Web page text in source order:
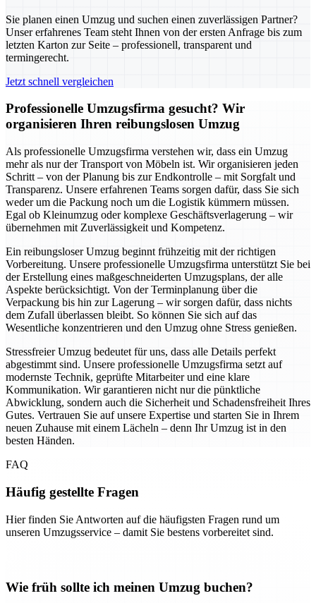
Sie planen einen Umzug und suchen einen zuverlässigen Partner?
Unser erfahrenes Team steht Ihnen von der ersten Anfrage bis zum
letzten Karton zur Seite – professionell, transparent und
termingerecht.
Jetzt schnell vergleichen
Professionelle Umzugsfirma gesucht? Wir
organisieren Ihren reibungslosen Umzug
Als professionelle Umzugsfirma verstehen wir, dass ein Umzug
mehr als nur der Transport von Möbeln ist. Wir organisieren jeden
Schritt – von der Planung bis zur Endkontrolle – mit Sorgfalt und
Transparenz. Unsere erfahrenen Teams sorgen dafür, dass Sie sich
weder um die Packung noch um die Logistik kümmern müssen.
Egal ob Kleinumzug oder komplexe Geschäftsverlagerung – wir
übernehmen mit Zuverlässigkeit und Kompetenz.
Ein reibungsloser Umzug beginnt frühzeitig mit der richtigen
Vorbereitung. Unsere professionelle Umzugsfirma unterstützt Sie bei
der Erstellung eines maßgeschneiderten Umzugsplans, der alle
Aspekte berücksichtigt. Von der Terminplanung über die
Verpackung bis hin zur Lagerung – wir sorgen dafür, dass nichts
dem Zufall überlassen bleibt. So können Sie sich auf das
Wesentliche konzentrieren und den Umzug ohne Stress genießen.
Stressfreier Umzug bedeutet für uns, dass alle Details perfekt
abgestimmt sind. Unsere professionelle Umzugsfirma setzt auf
modernste Technik, geprüfte Mitarbeiter und eine klare
Kommunikation. Wir garantieren nicht nur die pünktliche
Abwicklung, sondern auch die Sicherheit und Schadensfreiheit Ihres
Gutes. Vertrauen Sie auf unsere Expertise und starten Sie in Ihrem
neuen Zuhause mit einem Lächeln – denn Ihr Umzug ist in den
besten Händen.
FAQ
Häufig gestellte Fragen
Hier finden Sie Antworten auf die häufigsten Fragen rund um
unseren Umzugsservice – damit Sie bestens vorbereitet sind.
Wie früh sollte ich meinen Umzug buchen?